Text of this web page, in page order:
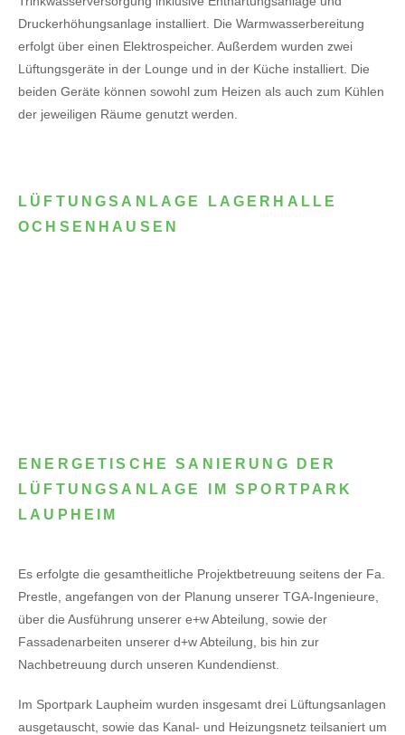
Druckerhöhungsanlage installiert. Die Warmwasserbereitung
erfolgt über einen Elektrospeicher. Außerdem wurden zwei
Lüftungsgeräte in der Lounge und in der Küche installiert. Die
beiden Geräte können sowohl zum Heizen als auch zum Kühlen
der jeweiligen Räume genutzt werden.
LÜFTUNGSANLAGE LAGERHALLE
OCHSENHAUSEN
ENERGETISCHE SANIERUNG DER
LÜFTUNGSANLAGE IM SPORTPARK
LAUPHEIM
Es erfolgte die gesamtheitliche Projektbetreuung seitens der Fa.
Prestle, angefangen von der Planung unserer TGA-Ingenieure,
über die Ausführung unserer e+w Abteilung, sowie der
Fassadenarbeiten unserer d+w Abteilung, bis hin zur
Nachbetreuung durch unseren Kundendienst.
Im Sportpark Laupheim wurden insgesamt drei Lüftungsanlagen
ausgetauscht, sowie das Kanal- und Heizungsnetz teilsaniert um